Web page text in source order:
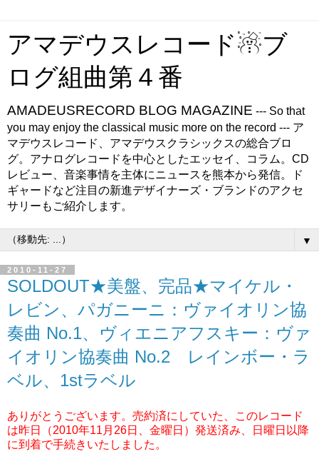
アマデウスレコード☃ブ
ログ組曲第４番
AMADEUSRECORD BLOG MAGAZINE --- So that
you may enjoy the classical music more on the record --- ア
マデウスレコード、アマデウスクラシックスの総合ブロ
グ。アナログレコードを中心としたエッセイ、コラム。CD
レビュー、音楽事情を主体にニュースを熊本から発信。ド
ギャードなど注目の新進デザイナーズ・ブランドのアクセ
サリーもご紹介します。
▼
2010-11-27
SOLDOUT★美盤、完品★マイケル・
レビン、パガニーニ：ヴァイオリン協
奏曲 No.1、ヴィエニアフスキー：ヴァ
イオリン協奏曲 No.2 レインボー・ラ
ベル、1stラベル
ありがとうございます。売約済にしていた、このレコード
は昨日（2010年11月26日、金曜日）発送済み、日曜日以降
に到着で手続きいたしました。